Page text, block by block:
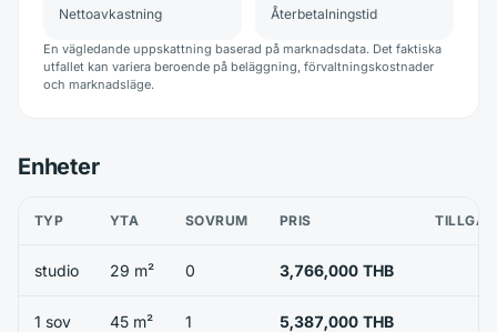
Nettoavkastning Återbetalningstid
En vägledande uppskattning baserad på marknadsdata. Det faktiska
utfallet kan variera beroende på beläggning, förvaltningskostnader
och marknadsläge.
Enheter
TYP YTA SOVRUM PRIS
studio 29 m² 0 3,766,000 THB
1 sov 45 m² 1 5,387,000 THB